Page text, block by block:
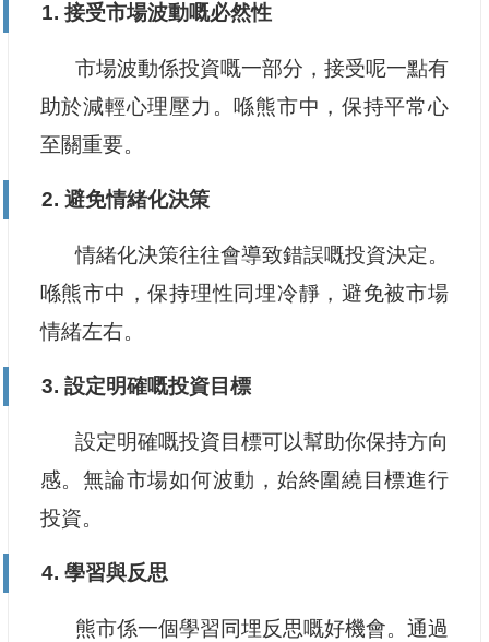
1. 接受市場波動嘅必然性
市場波動係投資嘅一部分，接受呢一點有
助於減輕心理壓力。喺熊市中，保持平常心
至關重要。
2. 避免情緒化決策
情緒化決策往往會導致錯誤嘅投資決定。
喺熊市中，保持理性同埋冷靜，避免被市場
情緒左右。
3. 設定明確嘅投資目標
設定明確嘅投資目標可以幫助你保持方向
感。無論市場如何波動，始終圍繞目標進行
投資。
4. 學習與反思
熊市係一個學習同埋反思嘅好機會。通過